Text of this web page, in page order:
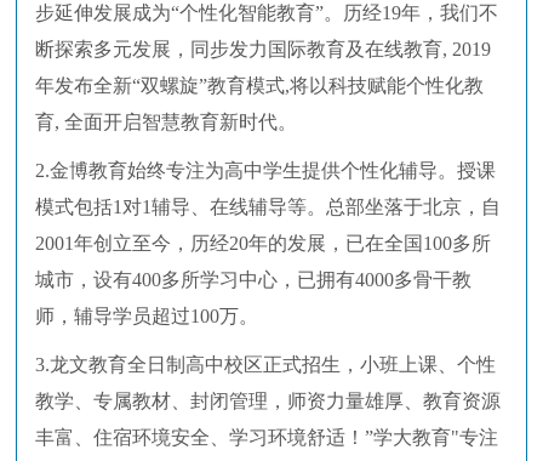
步延伸发展成为“个性化智能教育”。历经19年，我们不
断探索多元发展，同步发力国际教育及在线教育, 2019
年发布全新“双螺旋”教育模式,将以科技赋能个性化教
育, 全面开启智慧教育新时代。
2.金博教育始终专注为高中学生提供个性化辅导。授课
模式包括1对1辅导、在线辅导等。总部坐落于北京，自
2001年创立至今，历经20年的发展，已在全国100多所
城市，设有400多所学习中心，已拥有4000多骨干教
师，辅导学员超过100万。
3.龙文教育全日制高中校区正式招生，小班上课、个性
教学、专属教材、封闭管理，师资力量雄厚、教育资源
丰富、住宿环境安全、学习环境舒适！”学大教育"专注